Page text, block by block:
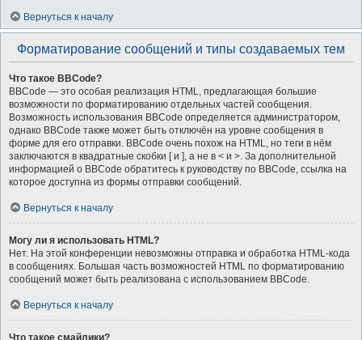
Вернуться к началу
Форматирование сообщений и типы создаваемых тем
Что такое BBCode?
BBCode — это особая реализация HTML, предлагающая большие
возможности по форматированию отдельных частей сообщения.
Возможность использования BBCode определяется администратором,
однако BBCode также может быть отключён на уровне сообщения в
форме для его отправки. BBCode очень похож на HTML, но теги в нём
заключаются в квадратные скобки [ и ], а не в < и >. За дополнительной
информацией о BBCode обратитесь к руководству по BBCode, ссылка на
которое доступна из формы отправки сообщений.
Вернуться к началу
Могу ли я использовать HTML?
Нет. На этой конференции невозможны отправка и обработка HTML-кода
в сообщениях. Большая часть возможностей HTML по форматированию
сообщений может быть реализована с использованием BBCode.
Вернуться к началу
Что такое смайлики?